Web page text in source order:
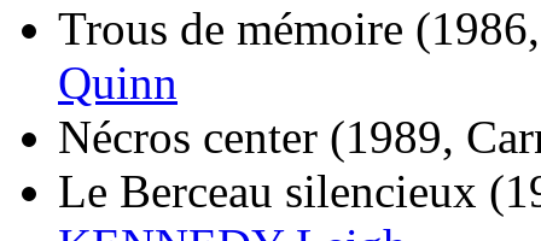
Trous de mémoire
Quinn
Nécros center (1989,
Le Berceau silencieux